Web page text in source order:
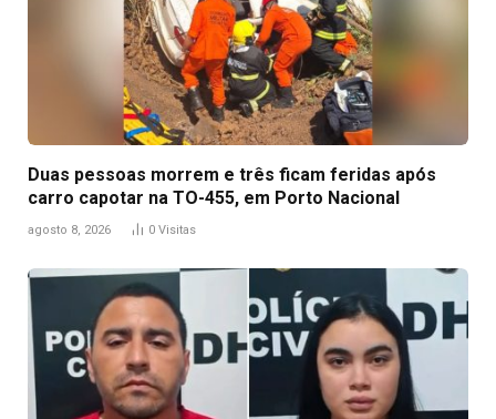
Duas pessoas morrem e três ficam feridas após
carro capotar na TO-455, em Porto Nacional
agosto 8, 2026 0 Visitas